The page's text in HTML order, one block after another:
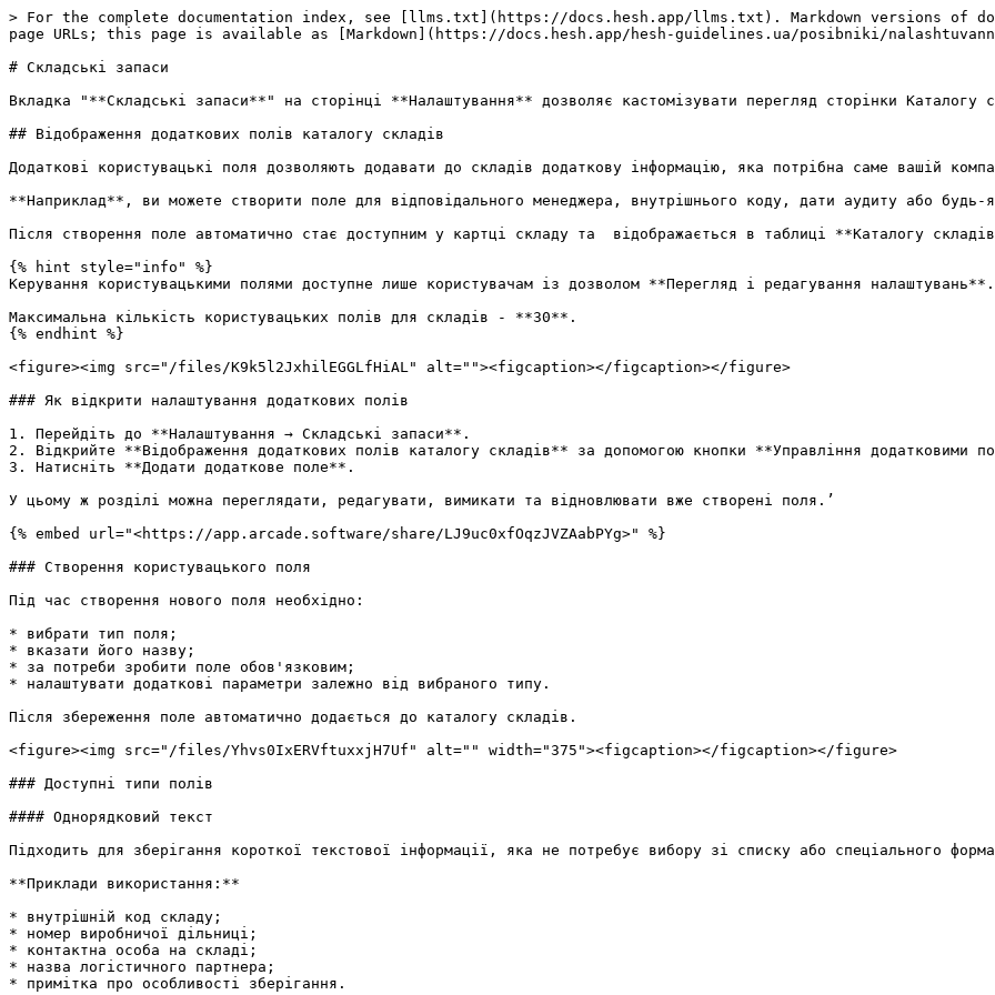
> For the complete documentation index, see [llms.txt](https://docs.hesh.app/llms.txt). Markdown versions of
page URLs; this page is available as [Markdown](https://docs.hesh.app/hesh-guidelines.ua/posibniki/
# Складські запаси
Вкладка "**Складські запаси**" на сторінці **Налаштування** дозволяє кастомізувати перегляд сторінки Каталогу
## Відображення додаткових полів каталогу складів
Додаткові користувацькі поля дозволяють додавати до складів додаткову інформацію, яка потрібна саме вашій
**Наприклад**, ви можете створити поле для відповідального менеджера, внутрішнього коду, дати аудиту або
Після створення поле автоматично стає доступним у картці складу та  відображається в таблиці **Каталогу
{% hint style="info" %}
Керування користувацькими полями доступне лише користувачам із дозволом **Перегляд і редагування налаштувань**.
Максимальна кількість користувацьких полів для складів - **30**.
{% endhint %}
<figure><img src="/files/K9k5l2JxhilEGGLfHiAL" alt=""><figcaption></figcaption></figure>
### Як відкрити налаштування додаткових полів
1. Перейдіть до **Налаштування → Складські запаси**.
2. Відкрийте **Відображення додаткових полів каталогу складів** за допомогою кнопки **Управління додатковими
3. Натисніть **Додати додаткове поле**.
У цьому ж розділі можна переглядати, редагувати, вимикати та відновлювати вже створені поля.ʼ
{% embed url="<https://app.arcade.software/share/LJ9uc0xfOqzJVZAabPYg>" %}
### Створення користувацького поля
Під час створення нового поля необхідно:
* вибрати тип поля;
* вказати його назву;
* за потреби зробити поле обов'язковим;
* налаштувати додаткові параметри залежно від вибраного типу.
Після збереження поле автоматично додається до каталогу складів.
<figure><img src="/files/Yhvs0IxERVftuxxjH7Uf" alt="" width="375"><figcaption></figcaption></figure>
### Доступні типи полів
#### Однорядковий текст
Підходить для зберігання короткої текстової інформації, яка не потребує вибору зі списку або спеціального
**Приклади використання:**
* внутрішній код складу;
* номер виробничої дільниці;
* контактна особа на складі;
* назва логістичного партнера;
* примітка про особливості зберігання.